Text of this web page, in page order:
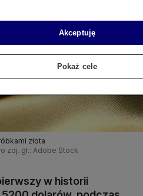
złota
zdj. gł.: Adobe Stock
w historii
Akceptuję
Pokaż cele